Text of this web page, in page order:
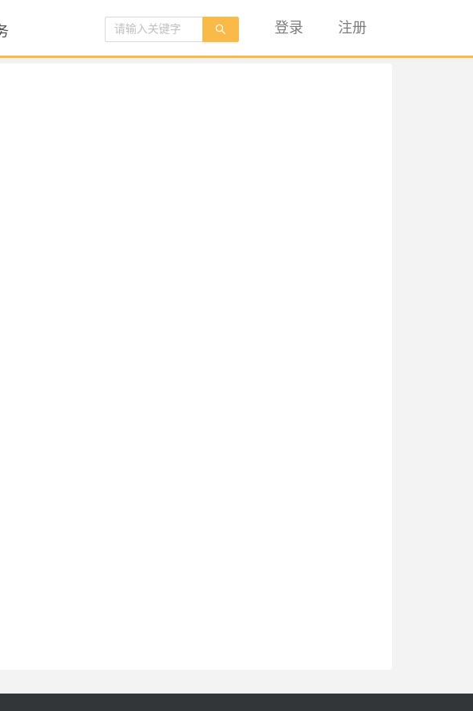
登录 注册